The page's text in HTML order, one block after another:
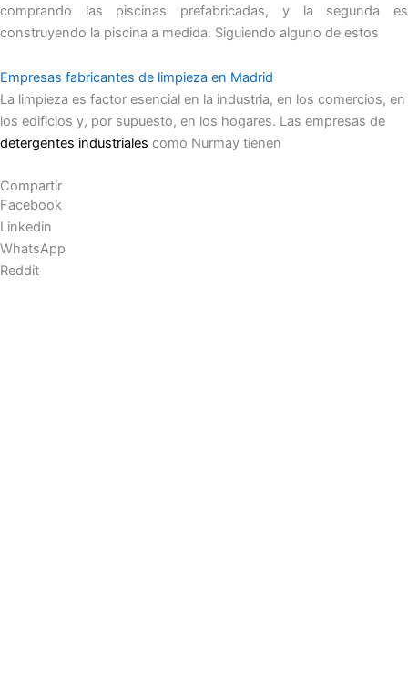
comprando las piscinas prefabricadas, y la segunda es
construyendo la piscina a medida. Siguiendo alguno de estos
Empresas fabricantes de limpieza en Madrid
La limpieza es factor esencial en la industria, en los comercios, en
los edificios y, por supuesto, en los hogares. Las empresas de
detergentes industriales como Nurmay tienen
Compartir
Facebook
Linkedin
WhatsApp
Reddit